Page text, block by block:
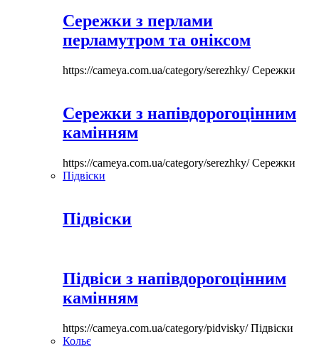
Сережки з перлами
перламутром та оніксом
https://cameya.com.ua/category/serezhky/Сережки
Сережки з напівдорогоцінним
камінням
https://cameya.com.ua/category/serezhky/Сережки
Підвіски
Підвіски
Підвіси з напівдорогоцінним
камінням
https://cameya.com.ua/category/pidvisky/Підвіски
Кольє